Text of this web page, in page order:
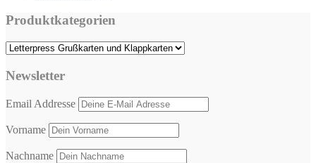
Produktkategorien
Newsletter
Email Addresse
Vorname
Nachname